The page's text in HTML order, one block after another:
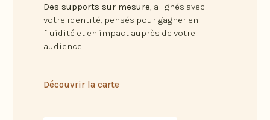
Des supports sur mesure, alignés avec
votre identité, pensés pour gagner en
fluidité et en impact auprès de votre
audience.
Découvrir la carte